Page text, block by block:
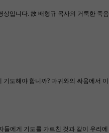
입니다. 故 배형규 목사의 거룩한 죽음
도해야 합니까? 마귀와의 싸움에서 이
에게 기도를 가르친 것과 같이 우리에